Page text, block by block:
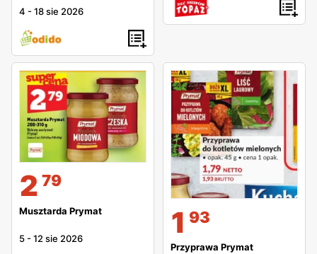
4 -18 sie 2026
2 79
Musztarda Prymat
5 -12 sie 2026 1 93
Przyprawa Prymat